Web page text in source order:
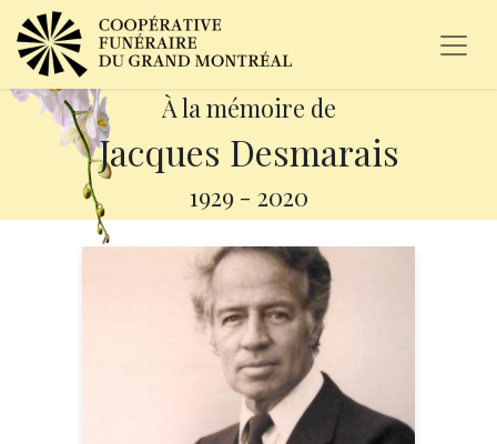
À la mémoire de
Jacques Desmarais
1929 - 2020